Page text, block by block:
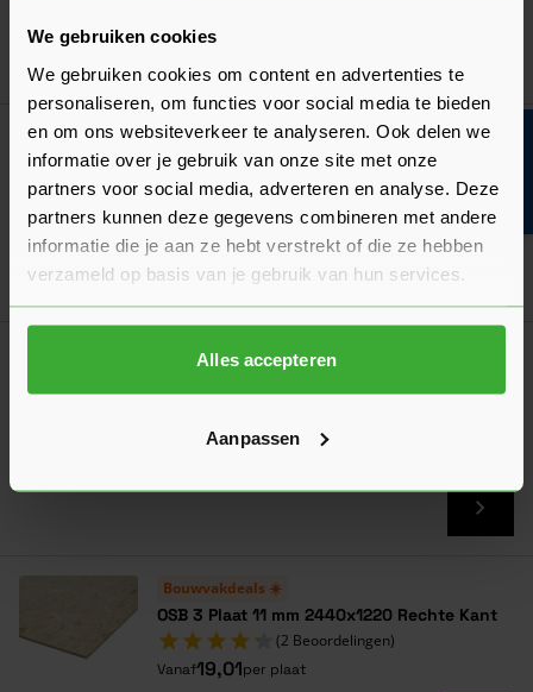
We gebruiken cookies
We gebruiken cookies om content en advertenties te
personaliseren, om functies voor social media te bieden
en om ons websiteverkeer te analyseren. Ook delen we
informatie over je gebruik van onze site met onze
partners voor social media, adverteren en analyse. Deze
partners kunnen deze gegevens combineren met andere
informatie die je aan ze hebt verstrekt of die ze hebben
verzameld op basis van je gebruik van hun services.
Alles accepteren
Aanpassen
Nu203,96per rol
Bouwvakdeals ☀️
OSB 3 Plaat 9 mm 2440x1220 Rechte Kant
(1 Beoordeling)
Vanaf16,34per plaat
Gebruik onze foliewijzer: kies de juiste
Bouwvakdeals ☀️
OSB 3 Plaat 11 mm 2440x1220 Rechte Kant
(2 Beoordelingen)
Vanaf19,01per plaat